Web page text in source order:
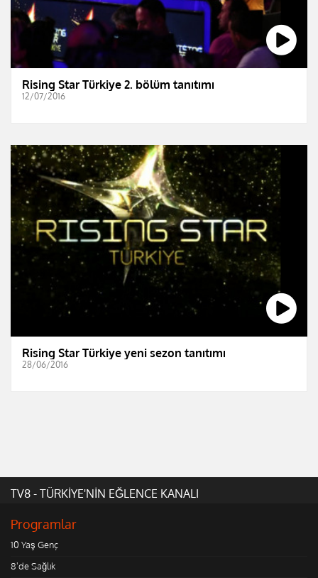
Rising Star Türkiye 2. bölüm tanıtımı
12/07/2016
Rising Star Türkiye yeni sezon tanıtımı
28/06/2016
TV8 - TÜRKİYE'NİN EĞLENCE KANALI
Programlar
10 Yaş Genç
8'de Sağlık